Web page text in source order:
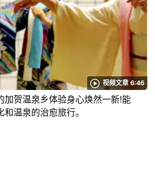
视频文章 6:46
加贺温泉乡体验身心焕然一新!能
温泉的治愈旅行。